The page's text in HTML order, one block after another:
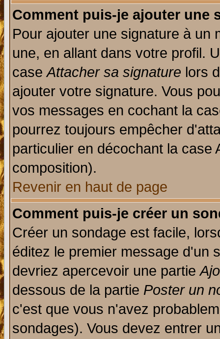
Comment puis-je ajouter une
Pour ajouter une signature à un
une, en allant dans votre profil.
caseAttacher sa signature lors
ajouter votre signature. Vous
vos messages en cochant la
pourrez toujours empêcher
particulier en décochant la
composition).
Revenir en haut de page
Comment puis-je créer un
Créer un sondage est facile,
éditez le premier message d'un
devriez apercevoir une partie
dessous de la partie Poster un
c'est que vous n'avez
sondages). Vous devez entrer